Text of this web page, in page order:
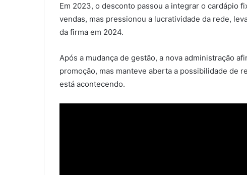
Em 2023, o desconto passou a integrar o cardápio
vendas, mas pressionou a lucratividade da rede,
da firma em 2024.
Após a mudança de gestão, a nova administração
promoção, mas manteve aberta a possibilidade de
está acontecendo.